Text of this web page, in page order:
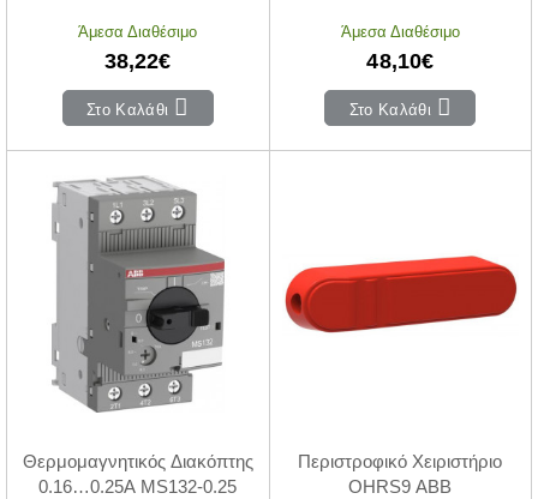
Άμεσα Διαθέσιμο
38,22€
Στο Καλάθι
Άμεσα Διαθέσιμο
48,10€
Στο Καλάθι
Θερμομαγνητικός Διακόπτης
0.16…0.25A MS132-0.25
Περιστροφικό Χειριστήριο
OHRS9 ABB